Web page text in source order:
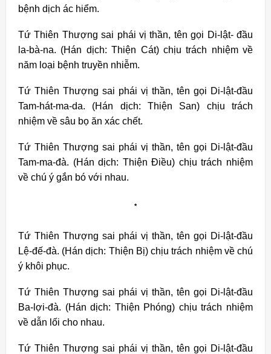
bệnh dịch ác hiểm.
Tứ Thiên Thượng sai phái vị thần, tên gọi Di-lật- đầu
la-bà-na. (Hán dịch: Thiện Cát) chịu trách nhiệm về
năm loại bệnh truyền nhiễm.
Tứ Thiên Thượng sai phái vị thần, tên gọi Di-lật-đầu
Tam-hát-ma-da. (Hán dịch: Thiện San) chịu trách
nhiệm về sâu bọ ăn xác chết.
Tứ Thiên Thượng sai phái vị thần, tên gọi Di-lật-đầu
Tam-ma-đà. (Hán dịch: Thiện Điều) chịu trách nhiệm
về chú ý gắn bó với nhau.
*
Tứ Thiên Thượng sai phái vị thần, tên gọi Di-lật-đầu
Lệ-đế-đà. (Hán dịch: Thiện Bị) chịu trách nhiệm về chú
ý khôi phục.
Tứ Thiên Thượng sai phái vị thần, tên gọi Di-lật-đầu
Ba-lợi-đà. (Hán dịch: Thiện Phóng) chịu trách nhiệm
về dẫn lối cho nhau.
Tứ Thiên Thượng sai phái vị thần, tên gọi Di-lật-đầu